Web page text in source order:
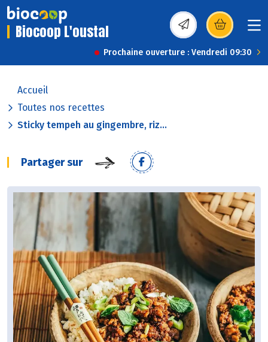
Biocoop L'oustal (s’ouvre dans une
Prochaine ouverture : Vendredi 09:30
Accueil
Toutes nos recettes
Sticky tempeh au gingembre, riz...
Partager sur